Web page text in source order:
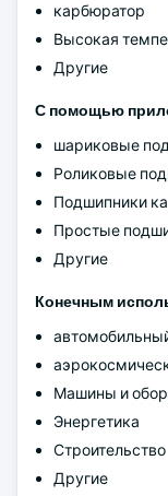
карбюратор
Высокая
Другие
С помощью
шариковые
Роликовые
Подшипники
Простые
Другие
Конечным
Машины и
Энергетика
Строительство
Другие